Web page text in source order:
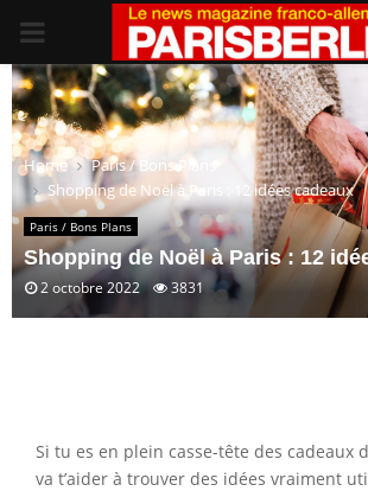
PRIMARY
MENU
Home
Paris / Bons Plans
Shopping de Noël à Paris : 12 idées cadeaux
Paris / Bons Plans
Shopping de Noël à Paris : 12
2 octobre 2022 3831
Si tu es en plein casse-tête des cadeaux
va t’aider à trouver des idées vraiment